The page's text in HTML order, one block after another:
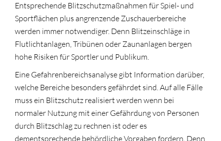
Entsprechende Blitzschutzmaßnahmen für Spiel- und
Sportflächen plus angrenzende Zuschauerbereiche
werden immer notwendiger. Denn Blitzeinschläge in
Flutlichtanlagen, Tribünen oder Zaunanlagen bergen
hohe Risiken für Sportler und Publikum.
Eine Gefahrenbereichsanalyse gibt Information darüber,
welche Bereiche besonders gefährdet sind. Auf alle Fälle
muss ein Blitzschutz realisiert werden wenn bei
normaler Nutzung mit einer Gefährdung von Personen
durch Blitzschlag zu rechnen ist oder es
dementsprechende behördliche Vorgaben fordern. Denn